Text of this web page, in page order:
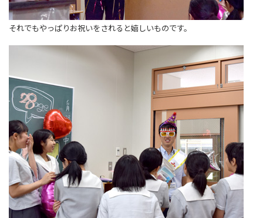
それでもやっぱりお祝いをされると嬉しいものです。